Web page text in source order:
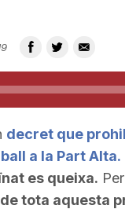
decret que
a la Part Alta.
es queixa.
tota aquesta